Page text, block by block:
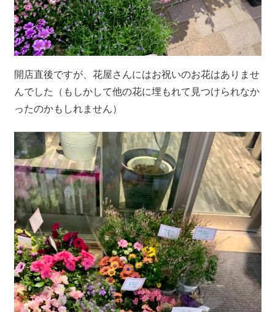
開店直後ですが、花屋さんにはお祝いのお花はありませ
んでした（もしかして他の花に埋もれて見つけられなか
ったのかもしれません）